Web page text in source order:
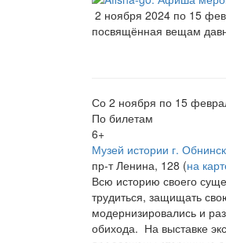
2 ноября 2024 по 15
посвящённая вещам
Со 2 ноября по 15
По билетам
6+
Музей истории г.
пр-т Ленина, 128 (на
Всю историю своего
трудиться, защищать
модернизировались и
обихода. На выставке